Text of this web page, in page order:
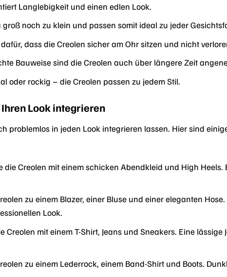
Langlebigkeit und einen edlen Look.
groß noch zu klein und passen somit ideal zu jeder
dass die Creolen sicher am Ohr sitzen und nicht
Bauweise sind die Creolen auch über längere Zeit
oder rockig – die Creolen passen zu jedem Stil.
Look integrieren
problemlos in jeden Look integrieren lassen. Hier sind
die Creolen mit einem schicken Abendkleid und High
zu einem Blazer, einer Bluse und einer eleganten
Look.
Creolen mit einem T-Shirt, Jeans und Sneakers. Eine
zu einem Lederrock, einem Band-Shirt und Boots.